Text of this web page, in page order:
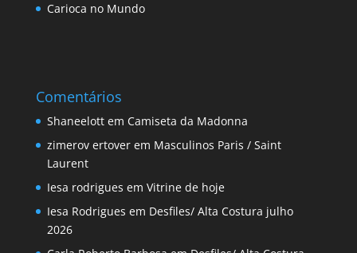
Carioca no Mundo
Comentários
Shaneelottem Camiseta da Madonna
zimerov ertoverem Masculinos Paris / Saint
Laurent
Iesa rodrigues em Vitrine de hoje
Iesa Rodrigues em Desfiles/ Alta Costura julho
2026